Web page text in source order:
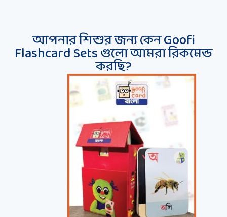
আপনার শিশুর জন্য কেন Goofi
Flashcard Sets গুলো আমরা রিকমেন্ড
করছি?